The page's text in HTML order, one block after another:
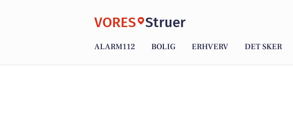
VORES Struer
ALARM112 BOLIG ERHVERV DET SKER